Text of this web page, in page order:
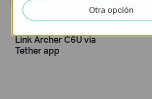
Link Archer C6U via
Tether app
Otra opción